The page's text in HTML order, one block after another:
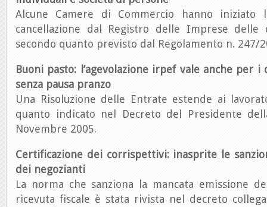
Alcune Camere di Commercio hanno
cancellazione dal Registro delle Imprese
secondo quanto previsto dal Regolamento n. 247/
Buoni pasto: l’agevolazione irpef vale anche per
senza pausa pranzo
Una Risoluzione delle Entrate estende ai
quanto indicato nel Decreto del Presidente
Novembre 2005.
Certificazione dei corrispettivi: inasprite le
dei negozianti
La norma che sanziona la mancata emissione
ricevuta fiscale è stata rivista nel decreto